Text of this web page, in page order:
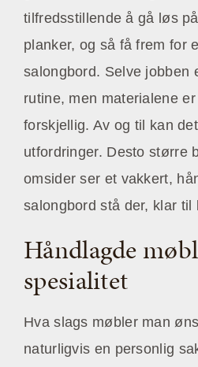
tilfredsstillende å gå løs
planker, og så få frem for
salongbord. Selve jobben
rutine, men materialene
forskjellig. Av og til kan
utfordringer. Desto større
omsider ser et vakkert,
salongbord stå der, klar til
Håndlagde
spesialitet
Hva slags møbler man
naturligvis en personlig